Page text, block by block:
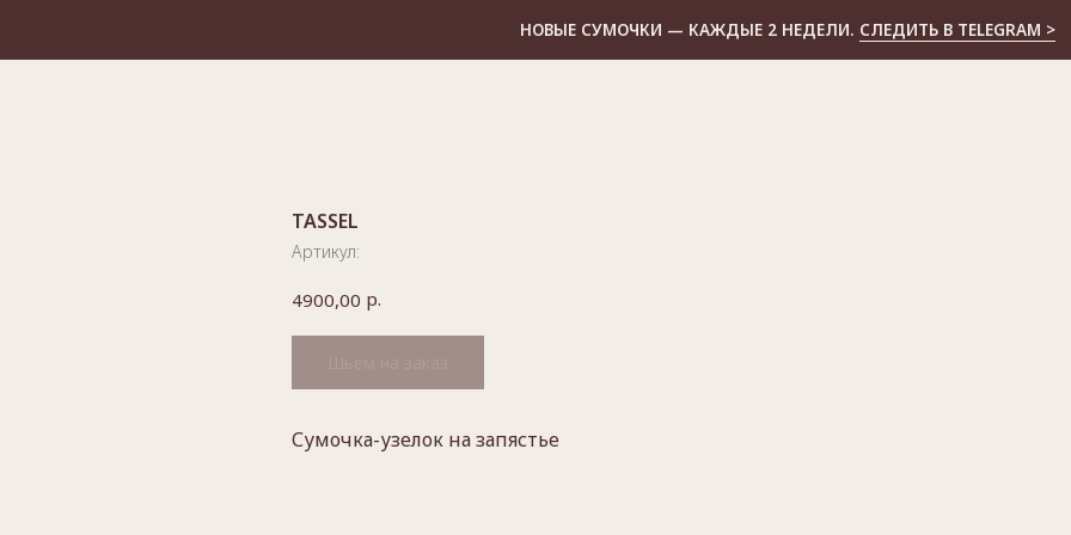
НОВЫЕ СУМОЧКИ — КАЖДЫЕ 2 НЕДЕЛИ. СЛЕДИТЬ В TELEGRAM >
TASSEL
Артикул:
4900,00 р.
Сумочка-узелок на запястье